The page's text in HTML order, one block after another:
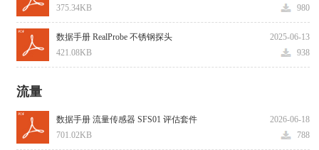
980
375.34KB
2025-06-13
数据手册 RealProbe 不锈钢探头
938
421.08KB
流量
2026-06-18
数据手册 流量传感器 SFS01 评估套件
788
701.02KB